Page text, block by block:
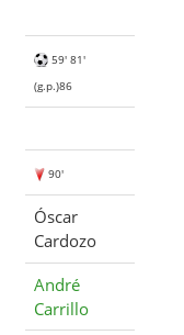
59' 81'
(g.p.)86
90'
Óscar
Cardozo
André
Carrillo